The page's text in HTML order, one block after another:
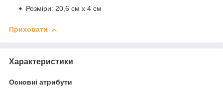
Розміри: 20,6 см x 4 см
Приховати
Характеристики
Основні атрибути